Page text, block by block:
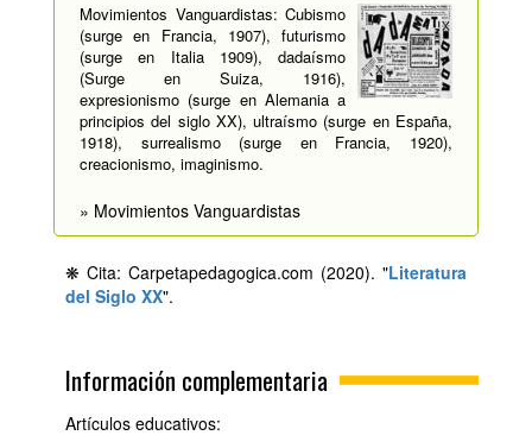
Movimientos Vanguardistas: Cubismo
(surge en Francia, 1907), futurismo
(surge en Italia 1909), dadaísmo
(Surge en Suiza, 1916),
expresionismo (surge en Alemania a
principios del siglo XX), ultraísmo (surge en España,
1918), surrealismo (surge en Francia, 1920),
creacionismo, imaginismo.
» Movimientos Vanguardistas
❋ Cita: Carpetapedagogica.com (2020). "Literatura
del Siglo XX".
Información complementaria
Artículos educativos: